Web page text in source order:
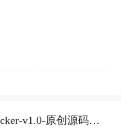
AI-Artifact-Dependency-Tracker-v1.0-原创源码与文档.zip